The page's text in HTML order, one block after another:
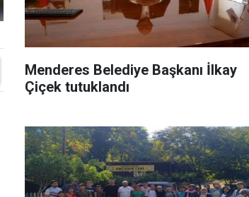
Menderes Belediye Başkanı İlkay
Çiçek tutuklandı